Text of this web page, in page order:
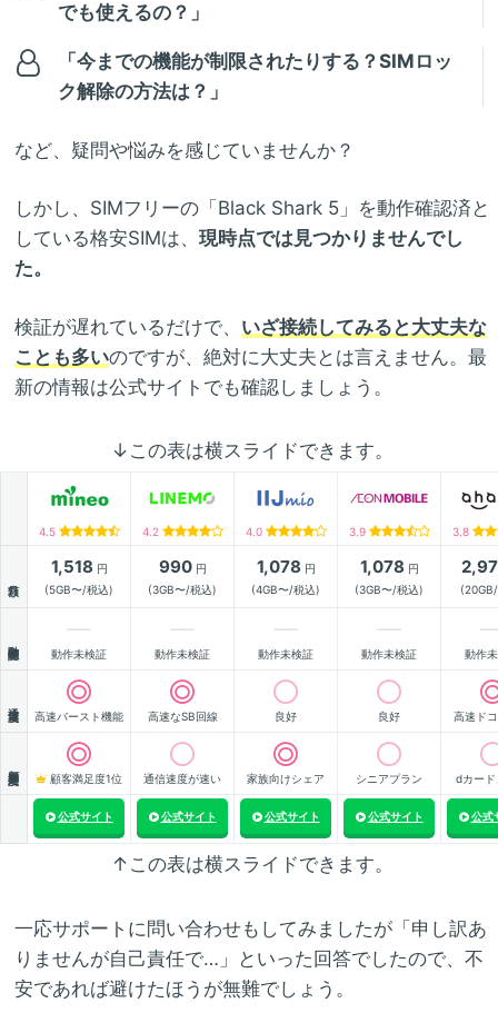
でも使えるの？」
「今までの機能が制限されたりする？SIMロッ
ク解除の方法は？」
など、疑問や悩みを感じていませんか？
しかし、SIMフリーの「Black Shark 5」を動作確認済と
している格安SIMは、 現時点では見つかりませんでし
た。
検証が遅れているだけで、 いざ接続してみると大丈夫な
ことも多いのですが、絶対に大丈夫とは言えません。最
新の情報は公式サイトでも確認しましょう。
↓この表は横スライドできます。
4.5 4.2 4.0 3.9 3.8
1,518 円
(5GB〜/税込)
990円
(3GB〜/税込)
1,078 円
(4GB〜/税込)
1,078 円
(3GB〜/税込)
動作未検証 動作未検証 動作未検証 動作未検証 動作
高速バースト機能 高速なSB回線 良好 良好 高速ド
顧客満足度1位 通信速度が速い 家族向けシェア シニアプラン dカード
公式サイト 公式サイト 公式サイト 公式サイト 公式
↑この表は横スライドできます。
一応サポートに問い合わせもしてみましたが「申し訳あ
りませんが自己責任で…」といった回答でしたので、不
安であれば避けたほうが無難でしょう。